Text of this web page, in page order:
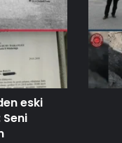
eski
Seni